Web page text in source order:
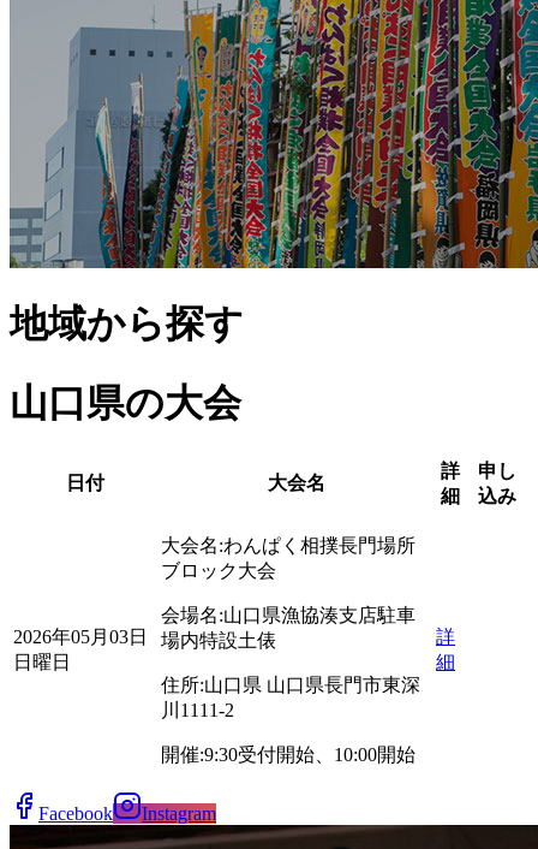
地域から探す
山口県の大会
日付 大会名
詳
細
申し
込み
2026年05月03日
日曜日
大会名:わんぱく相撲長門場所
ブロック大会
会場名:山口県漁協湊支店駐車
場内特設土俵
住所:山口県 山口県長門市東深
川1111-2
開催:9:30受付開始、10:00開始
詳
細
Facebook Instagram